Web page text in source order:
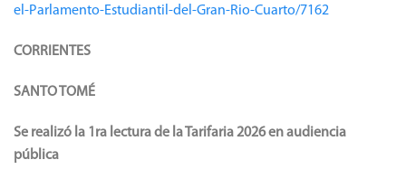
el-Parlamento-Estudiantil-del-Gran-Rio-Cuarto/7162
CORRIENTES
SANTO TOMÉ
Se realizó la 1ra lectura de la Tarifaria 2026 en audiencia
pública